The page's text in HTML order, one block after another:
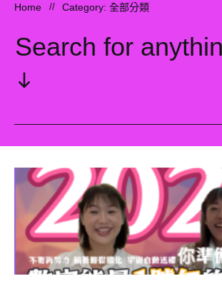
Home // Category: 全部分類
Search for